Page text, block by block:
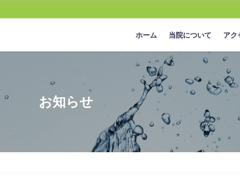
ホーム 当院について アク
お知らせ